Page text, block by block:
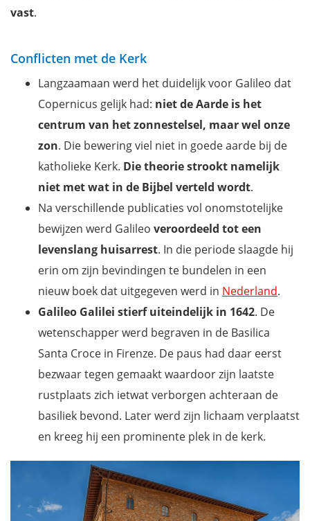
vast.
Conflicten met de Kerk
Langzaamaan werd het duidelijk voor Galileo dat
Copernicus gelijk had: niet de Aarde is het
centrum van het zonnestelsel, maar wel onze
zon. Die bewering viel niet in goede aarde bij de
katholieke Kerk. Die theoriestrookt namelijk
niet met wat in de Bijbel verteld wordt.
Na verschillende publicaties vol onomstotelijke
bewijzen werd Galileo veroordeeld tot een
levenslang huisarrest. In die periode slaagde hij
erin om zijn bevindingen te bundelen in een
nieuw boek dat uitgegeven werd in Nederland.
Galileo Galilei stierf uiteindelijk in 1642. De
wetenschapper werd begraven in de Basilica
Santa Croce in Firenze. De paus had daar eerst
bezwaar tegen gemaakt waardoor zijn laatste
rustplaats zich ietwat verborgen achteraan de
basiliek bevond. Later werd zijn lichaam verplaatst
en kreeg hij een prominente plek in de kerk.